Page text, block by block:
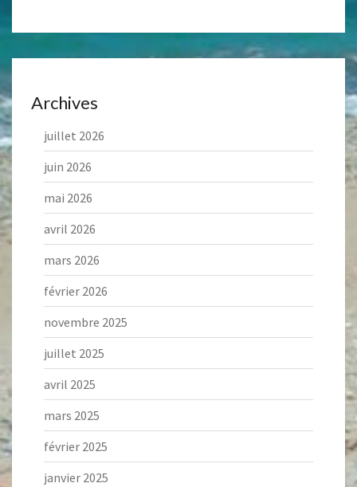
Archives
juillet 2026
juin 2026
mai 2026
avril 2026
mars 2026
février 2026
novembre 2025
juillet 2025
avril 2025
mars 2025
février 2025
janvier 2025